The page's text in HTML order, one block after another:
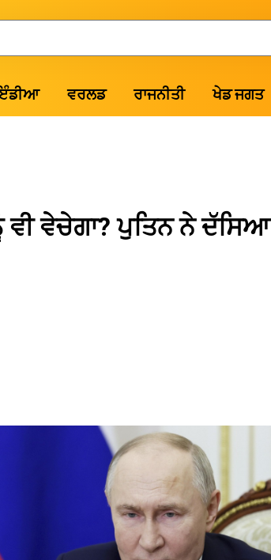
ਵਰਲਡ ਰਾਜਨੀਤੀ ਖੇਡ ਜਗਤ
ਵੇਚੇਗਾ? ਪੁਤਿਨ ਨੇ ਦੱਸਿਆ